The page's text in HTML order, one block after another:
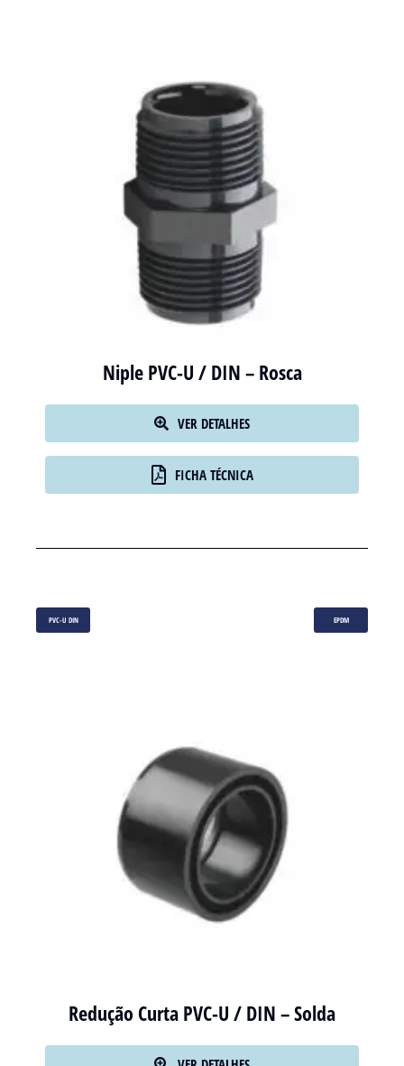
Niple PVC-U / DIN – Rosca
VER DETALHES
FICHA TÉCNICA
PVC-U DIN EPDM
Redução Curta PVC-U / DIN – Solda